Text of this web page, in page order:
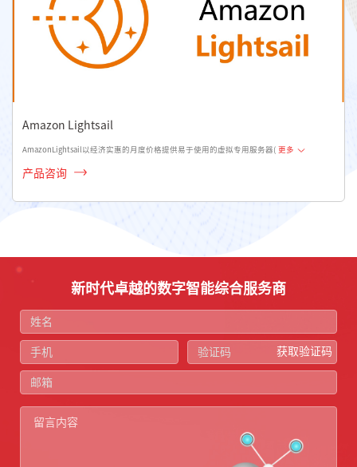
Amazon Lightsail
AmazonLightsail以经济实惠的月度价格提供易于使用的虚拟专用服务器( 更多
产品咨询
新时代卓越的数字智能综合服务商
获取验证码